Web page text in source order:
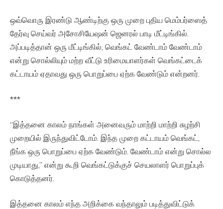
ஒவ்வொரு இரண்டு ஆண்டிற்கு ஒரு முறை புதிய மெம்பர்ஸைத்
தேர்வு செய்வர் அசோசியேஷன் ஜெனரல் பாடி மீட்டிங்கில்.
அப்படித்தான் ஒரு மீட்டிங்கில், வெங்கட் வேண்டாம் வேண்டாம்
என்று சொல்லியும் மற்ற வீட்டு உரிமையாளர்கள் வெங்கட்டைக்
கட்டாயம் ஏதாவது ஒரு பொறுப்பை ஏற்க வேண்டும் என்றனர்.
***
“இத்தனை காலம் நாங்கள் அனைவரும் மாற்றி மாற்றி சுழற்சி
முறையில் இருந்துவிட்டோம். இந்த முறை கட்டாயம் வெங்கட்,
நீங்க ஒரு பொறுப்பை ஏற்க வேண்டும். வேண்டாம் என்று சொல்ல
முடியாது,” என்று கூறி வெங்கட்டுக்குச் செயலாளர் பொறுப்புக்
கொடுத்தனர்.
இத்தனை காலம் எந்த அறிக்கை வந்தாலும் படித்துவிட்டுக்